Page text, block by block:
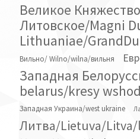
Великое Княжество
Литовское/Magni
Lithuaniae/
Вильно/ Wilno/wilna/вильня
Западная
belarus/kresy
Западная Украина/west ukraine
Литва/Lietuva/